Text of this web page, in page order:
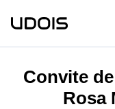
Convite
Rosa